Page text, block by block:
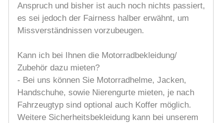
Anspruch und bisher ist auch noch nichts passiert,
es sei jedoch der Fairness halber erwähnt, um
Missverständnissen vorzubeugen.
Kann ich bei Ihnen die Motorradbekleidung/
Zubehör dazu mieten?
- Bei uns können Sie Motorradhelme, Jacken,
Handschuhe, sowie Nierengurte mieten, je nach
Fahrzeugtyp sind optional auch Koffer möglich.
Weitere Sicherheitsbekleidung kann bei unserem